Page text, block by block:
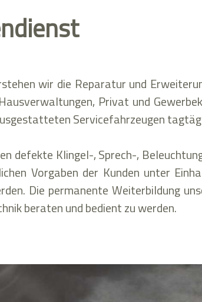
wir die Reparatur und
Privat und
Servicefahrzeugen
defekte Klingel-, Sprech-,
Vorgaben der Kunden unter
Die permanente Weiterbildung
beraten und bedient zu werden.